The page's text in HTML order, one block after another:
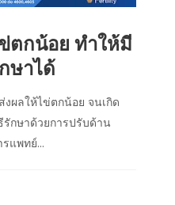
ตกน้อย ทำให้มี
ษาได้
ผลให้ไข่ตกน้อย จนเกิด
กษาด้วยการปรับด้าน
แพทย์...